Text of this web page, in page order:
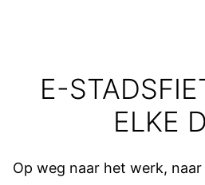
E-
ELKE
Op weg naar het werk,